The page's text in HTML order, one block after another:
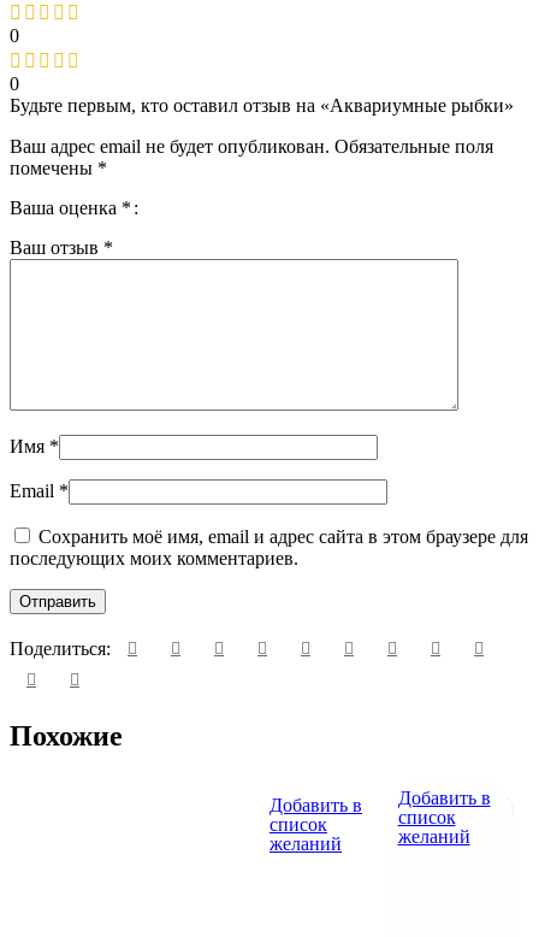
0
0
Будьте первым, кто оставил отзыв на «Аквариумные рыбки»
Ваш адрес email не будет опубликован. Обязательные поля
помечены *
Ваша оценка *
Ваш отзыв *
Имя *
Email *
Сохранить моё имя, email и адрес сайта в этом браузере для
последующих моих комментариев.
Поделиться:
Похожие
Добавить в
список
желаний
Добавить в
список
желаний